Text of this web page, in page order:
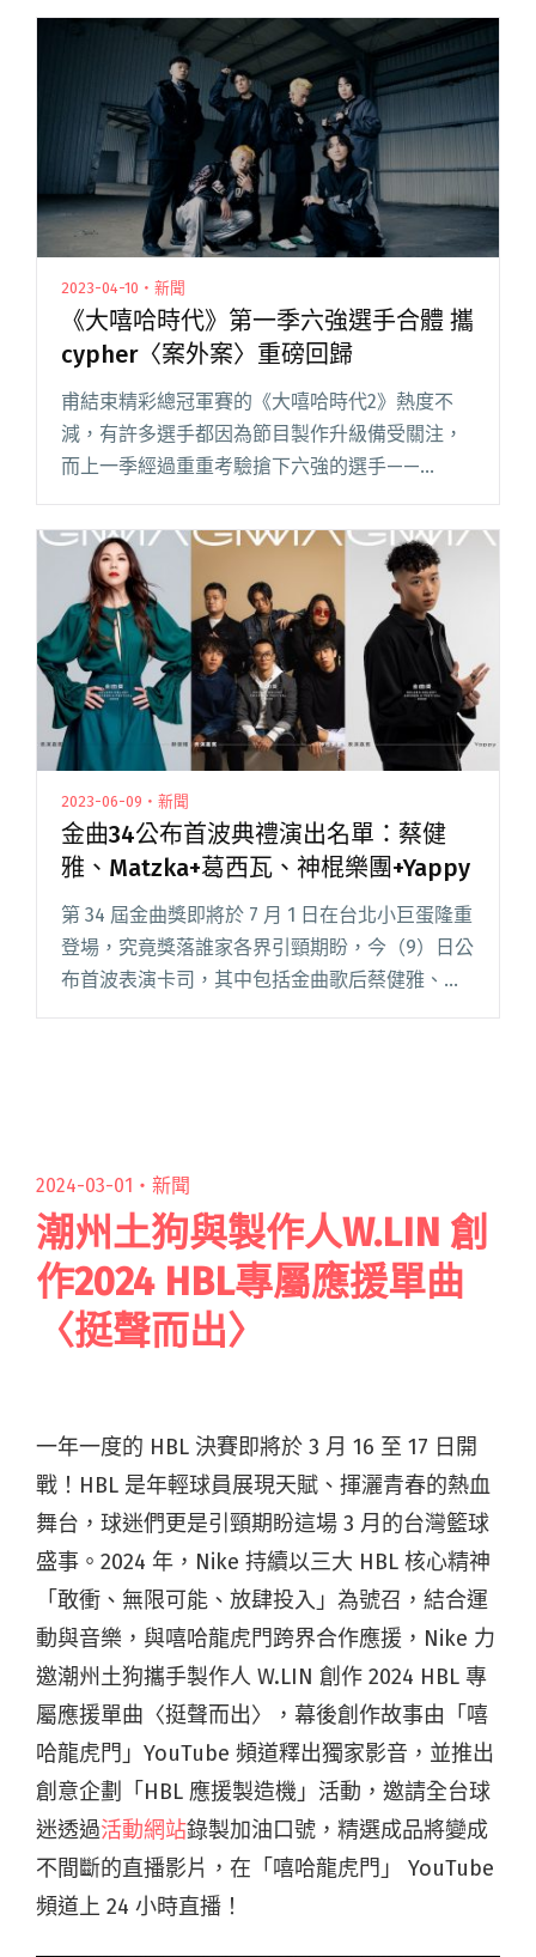
曲〈One Time〉。歌曲由蛋堡操刀製作，並帶著
閱讀全文 "一生只有一次HBL！蛋堡攜手Yappy、
Black MIC打造籃球嘻哈主題曲〈One Time〉"
2023-04-10・新聞
《大嘻哈時代》第一季六強選手合體 攜
cypher〈案外案〉重磅回歸
甫結束精彩總冠軍賽的《大嘻哈時代2》熱度不
減，有許多選手都因為節目製作升級備受關注，
而上一季經過重重考驗搶下六強的選手——
YoungLee、SOWUT、Yappy、潤少、ZENBØ、
wannasleep，這次全員合體攜合作 cypher〈案
閱讀全文 "《大嘻哈時代》第一季六強選手合體
攜cypher〈案外案〉重磅回歸"
2023-06-09・新聞
金曲34公布首波典禮演出名單：蔡健
雅、Matzka+葛西瓦、神棍樂團+Yappy
第 34 屆金曲獎即將於 7 月 1 日在台北小巨蛋隆重
登場，究竟獎落誰家各界引頸期盼，今（9）日公
布首波表演卡司，其中包括金曲歌后蔡健雅、
2024-03-01・ 新聞
潮州土狗與製作人W.LIN 創
作2024 HBL專屬應援單曲
〈挺聲而出〉
一年一度的 HBL 決賽即將於 3 月 16 至 17 日開
戰！HBL 是年輕球員展現天賦、揮灑青春的熱血
舞台，球迷們更是引頸期盼這場 3 月的台灣籃球
盛事。2024 年，Nike 持續以三大 HBL 核心精神
「敢衝、無限可能、放肆投入」為號召，結合運
動與音樂，與嘻哈龍虎門跨界合作應援，Nike 力
邀潮州土狗攜手製作人 W.LIN 創作 2024 HBL 專
屬應援單曲〈挺聲而出〉，幕後創作故事由「嘻
哈龍虎門」YouTube 頻道釋出獨家影音，並推出
創意企劃「HBL 應援製造機」活動，邀請全台球
迷透過活動網站錄製加油口號，精選成品將變成
不間斷的直播影片，在「嘻哈龍虎門」 YouTube
頻道上 24 小時直播！